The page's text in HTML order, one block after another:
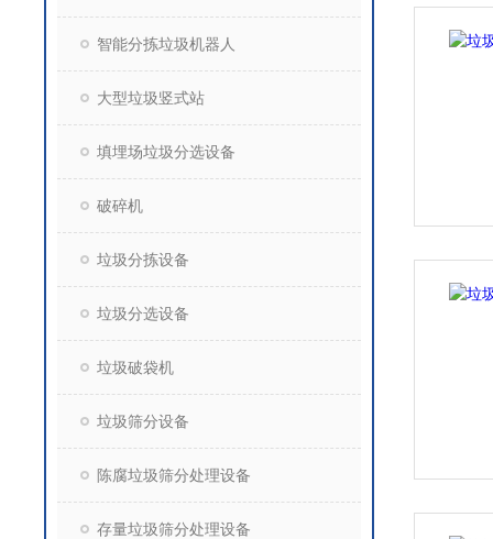
智能分拣垃圾机器人
大型垃圾竖式站
填埋场垃圾分选设备
破碎机
垃圾分拣设备
垃圾分选设备
垃圾破袋机
垃圾筛分设备
陈腐垃圾筛分处理设备
存量垃圾筛分处理设备